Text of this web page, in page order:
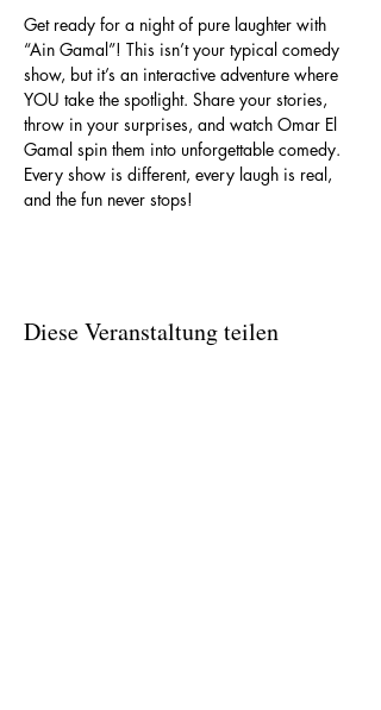
Get ready for a night of pure laughter with
“Ain Gamal”! This isn’t your typical comedy
show, but it’s an interactive adventure where
YOU take the spotlight. Share your stories,
throw in your surprises, and watch Omar El
Gamal spin them into unforgettable comedy.
Every show is different, every laugh is real,
and the fun never stops!
Diese Veranstaltung teilen